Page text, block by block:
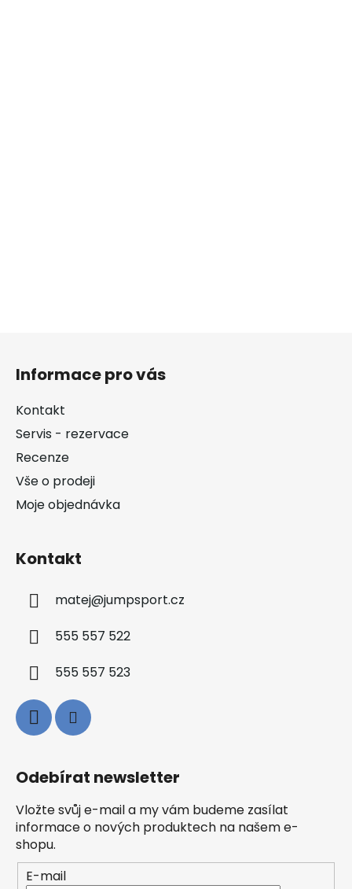
Informace pro vás
Kontakt
Servis - rezervace
Recenze
Vše o prodeji
Moje objednávka
Kontakt
matej@jumpsport.cz
555 557 522
555 557 523
Odebírat newsletter
Vložte svůj e-mail a my vám budeme zasílat
informace o nových produktech na našem e-
shopu.
E-mail